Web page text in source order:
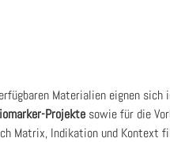
Mate­ria­li­en eig­nen sich
Pro­jek­te sowie für die
Matrix, Indi­ka­ti­on und Kon­text